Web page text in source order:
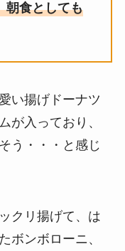
朝食としても
い揚げドーナツ
が入っており、
う・・・と感じ
クリ揚げて、は
ボンボローニ、